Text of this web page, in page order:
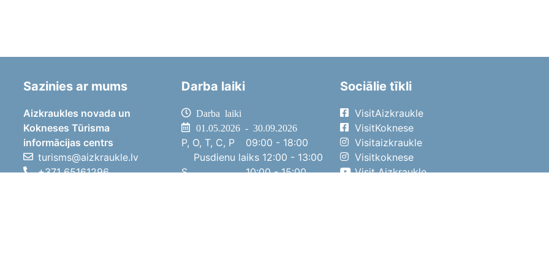
Sazinies ar mums
Aizkraukles novada un
Kokneses Tūrisma
informācijas centrs
turisms@aizkraukle.lv
+371 65161296
Darba laiki
Darba laiki
01.05.2026 - 30.09.2026
P, O, T, C, P
09:00 - 18:00
Pusdienu laiks 12:00 - 13:00
S
10:00 - 15:00
Sociālie tīkli
VisitAizkraukle
VisitKoknese
Visitaizkraukle
Visitkoknese
Visit Aizkraukle